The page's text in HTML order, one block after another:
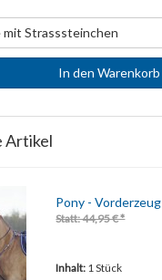
mit Strasssteinchen
In den Warenkorb
Artikel
Pony - Vorderzeug
Statt: 44,95 € *
Inhalt: 1 Stück